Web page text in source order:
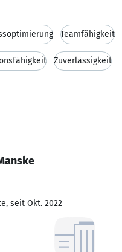
Teamfähigkeit
Zuverlässigkeit
seit Okt. 2022